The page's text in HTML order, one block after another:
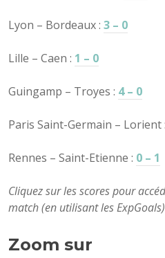
Lyon – Bordeaux : 3 – 0
Lille – Caen : 1 – 0
Guingamp – Troyes : 4 – 0
Paris Saint-Germain – Lorient :
Rennes – Saint-Etienne : 0 – 1
Cliquez sur les scores pour
match (en utilisant les
Zoom sur